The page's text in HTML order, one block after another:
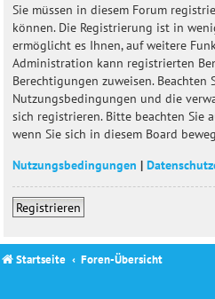
Sie müssen in diesem Forum
können. Die Registrierung ist in
ermöglicht es Ihnen, auf weitere
Administration kann registrierten
Berechtigungen zuweisen. Beachten
Nutzungsbedingungen und die
sich registrieren. Bitte beachten Sie
wenn Sie sich in diesem Board
Nutzungsbedingungen |
Registrieren
Startseite Foren-Übersicht